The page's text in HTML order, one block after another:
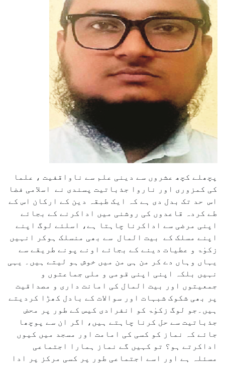
پچھلے کچھ عشروں سے دینی علم سے ناواقفیت ، علما
کی کمزوری اور ناروا جذباتیت پسندی نے اسلامی فضا
اس حد تک بدل دی ہے کہ ایک طبقہ دین کے ارکان اس کے
طے کردہ قاعدوں کی روشنی میں اداکرنے کے بجائے
اپنی مرضی سے اداکرنا چاہتا ہے، اسلئے لوگ اپنے
اپنے مسلک کے بیت المال سے بھی منسلک ہوکر انہیں
زکوٰۃ و عطیات دینے کے بجائے اونے پونے طریقے سے
یہاں وہاں دے کر من ہی من میں خوش ہو لیتے ہیں۔ یہی
نہیں بلکہ اپنی اپنی قومی و ملی جماعتوں و
جمعیتوں اور بیت المال کی امانت داری و مصداقیت
پر بھی شکوک شبہات اور سوالات کے بادل کھڑا کردیتے
ہیں۔جو لوگ زکوٰۃ کو انفرادی کیس کے طور پر محض
جذباتیت سے حل کرنا چاہتے ہیں، اگر ان سے پوچھا
جائے کہ نماز کو کسی کی امامت اور مسجد میں کیوں
اداکرتے ہو؟ تو کہیں گے نماز ہمارا اجتماعی
مسئلہ ہے اور اسے اجتماعی طور پر کسی مرکز پر ادا